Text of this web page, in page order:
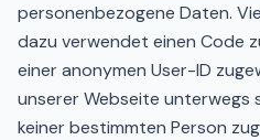
personenbezogene Daten.
dazu verwendet einen Code
einer anonymen User-ID
unserer Webseite unterwegs
keiner bestimmten Person